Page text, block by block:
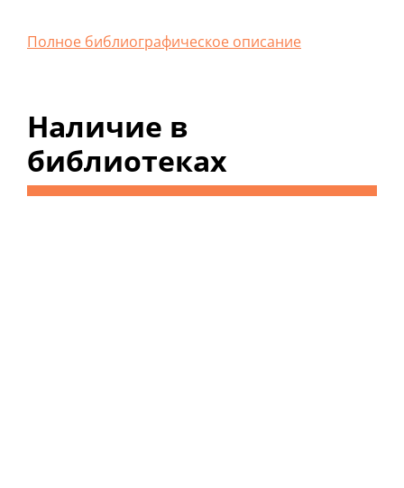
Полное библиографическое описание
Наличие в
библиотеках